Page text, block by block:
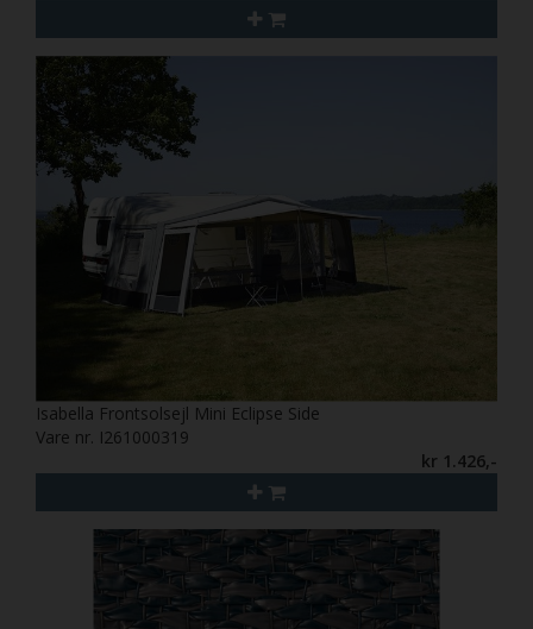
Isabella Frontsolsejl Mini Eclipse Side
Vare nr. I261000319
kr 1.426,-